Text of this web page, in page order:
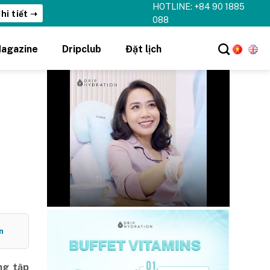
tiết ➝
HOTLINE: +84 90 1885
088
Dripclub Đặt lịch
tập